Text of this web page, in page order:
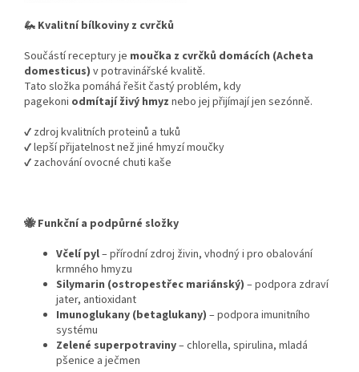
🦗 Kvalitní bílkoviny z cvrčků
Součástí receptury je moučka z cvrčků domácích (Acheta
domesticus) v potravinářské kvalitě.
Tato složka pomáhá řešit častý problém, kdy
pagekoni odmítají živý hmyz nebo jej přijímají jen sezónně.
✔️ zdroj kvalitních proteinů a tuků
✔️ lepší přijatelnost než jiné hmyzí moučky
✔️ zachování ovocné chuti kaše
🐝 Funkční a podpůrné složky
Včelí pyl– přírodní zdroj živin, vhodný i pro obalování
krmného hmyzu
Silymarin (ostropestřec mariánský) – podpora zdraví
jater, antioxidant
Imunoglukany (betaglukany) – podpora imunitního
systému
Zelené superpotraviny– chlorella, spirulina, mladá
pšenice a ječmen